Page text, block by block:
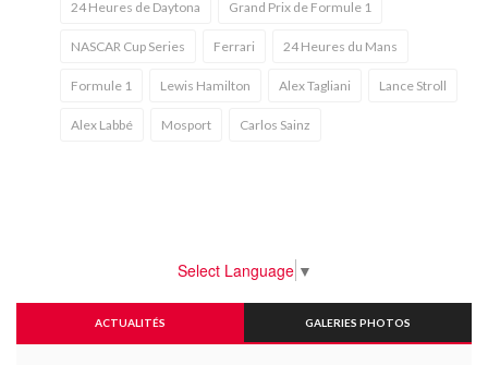
24 Heures de Daytona Grand Prix de Formule 1
NASCAR Cup Series Ferrari 24 Heures du Mans
Formule 1 Lewis Hamilton Alex Tagliani Lance Stroll
Alex Labbé Mosport Carlos Sainz
Select Language ▼
ACTUALITÉS GALERIES PHOTOS